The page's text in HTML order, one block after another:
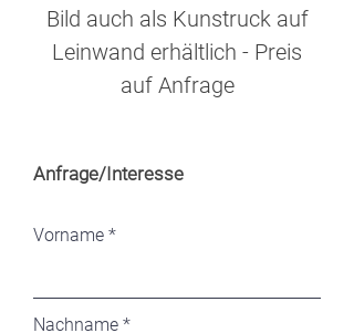
Bild auch als Kunstruck auf
Leinwand erhältlich - Preis
auf Anfrage
Anfrage/Interesse
Vorname
Nachname